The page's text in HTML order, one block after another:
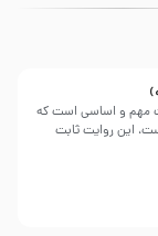
مهم و اساسی است که
این روایت ثابت